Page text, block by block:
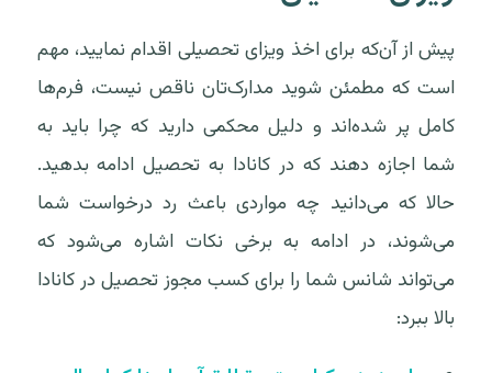
پیش از آن‌که برای اخذ ویزای تحصیلی اقدام نمایید، مهم
است که مطمئن شوید مدارک‌تان ناقص نیست، فرم‌ها
کامل پر شده‌اند و دلیل محکمی دارید که چرا باید به
شما اجازه دهند که در کانادا به تحصیل ادامه بدهید.
حالا که می‌دانید چه مواردی باعث رد درخواست شما
می‌شوند، در ادامه به برخی نکات اشاره می‌شود که
می‌تواند شانس شما را برای کسب مجوز تحصیل در کانادا
بالا ببرد: